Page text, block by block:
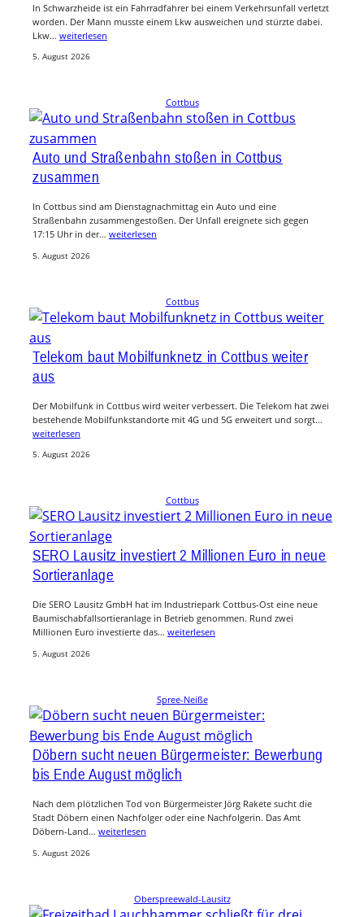
In Schwarzheide ist ein Fahrradfahrer bei einem Verkehrsunfall verletzt
worden. Der Mann musste einem Lkw ausweichen und stürzte dabei.
Lkw… weiterlesen
5. August 2026
Cottbus
Auto und Straßenbahn stoßen in Cottbus
zusammen
In Cottbus sind am Dienstagnachmittag ein Auto und eine
Straßenbahn zusammengestoßen. Der Unfall ereignete sich gegen
17:15 Uhr in der… weiterlesen
5. August 2026
Cottbus
Telekom baut Mobilfunknetz in Cottbus weiter
aus
Der Mobilfunk in Cottbus wird weiter verbessert. Die Telekom hat zwei
bestehende Mobilfunkstandorte mit 4G und 5G erweitert und sorgt…
weiterlesen
5. August 2026
Cottbus
SERO Lausitz investiert 2 Millionen Euro in neue
Sortieranlage
Die SERO Lausitz GmbH hat im Industriepark Cottbus-Ost eine neue
Baumischabfallsortieranlage in Betrieb genommen. Rund zwei
Millionen Euro investierte das… weiterlesen
5. August 2026
Spree-Neiße
Döbern sucht neuen Bürgermeister: Bewerbung
bis Ende August möglich
Nach dem plötzlichen Tod von Bürgermeister Jörg Rakete sucht die
Stadt Döbern einen Nachfolger oder eine Nachfolgerin. Das Amt
Döbern-Land… weiterlesen
5. August 2026
Oberspreewald-Lausitz